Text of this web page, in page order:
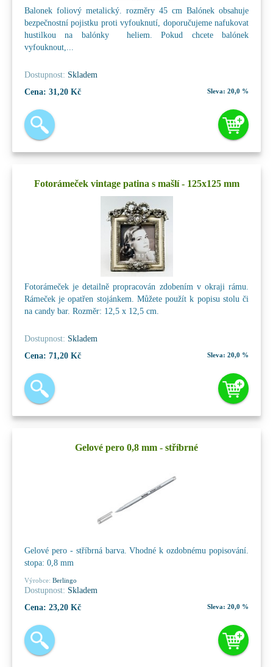
Balonek foliový metalický. rozměry 45 cm Balónek obsahuje
bezpečnostní pojistku proti vyfouknutí, doporučujeme nafukovat
hustilkou na balónky heliem. Pokud chcete balónek
vyfouknout,...
Dostupnost: Skladem
Cena: 31,20 Kč Sleva: 20,0 %
Fotorámeček vintage patina s mašlí - 125x125 mm
Fotorámeček je detailně propracován zdobením v okraji rámu.
Rámeček je opatřen stojánkem. Můžete použít k popisu stolu či
na candy bar. Rozměr: 12,5 x 12,5 cm.
Dostupnost: Skladem
Cena: 71,20 Kč Sleva: 20,0 %
Gelové pero 0,8 mm - stříbrné
Gelové pero - stříbrná barva. Vhodné k ozdobnému popisování.
stopa: 0,8 mm
Výrobce: Berlingo
Dostupnost: Skladem
Cena: 23,20 Kč Sleva: 20,0 %